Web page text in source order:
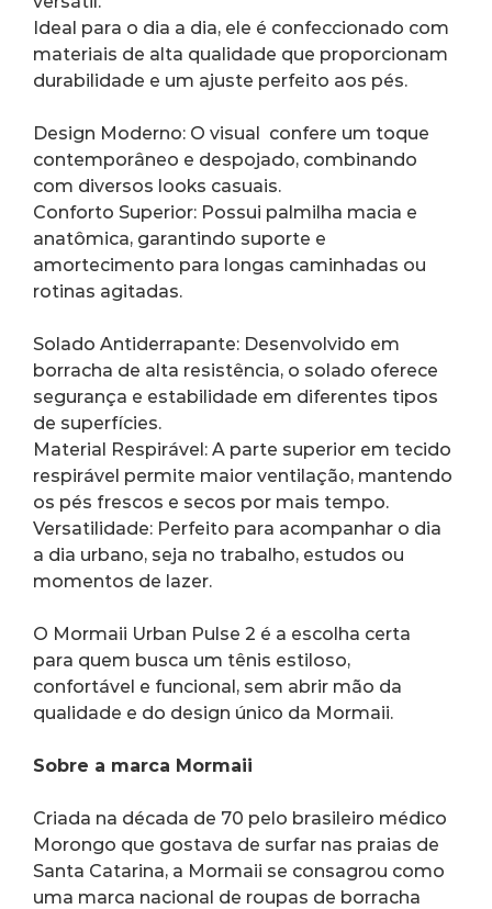
Ideal para o dia a dia, ele é confeccionado com
materiais de alta qualidade que proporcionam
durabilidade e um ajuste perfeito aos pés.
Design Moderno: O visual  confere um toque
contemporâneo e despojado, combinando
com diversos looks casuais.
Conforto Superior: Possui palmilha macia e
anatômica, garantindo suporte e
amortecimento para longas caminhadas ou
rotinas agitadas.
Solado Antiderrapante: Desenvolvido em
borracha de alta resistência, o solado oferece
segurança e estabilidade em diferentes tipos
de superfícies.
Material Respirável: A parte superior em tecido
respirável permite maior ventilação, mantendo
os pés frescos e secos por mais tempo.
Versatilidade: Perfeito para acompanhar o dia
a dia urbano, seja no trabalho, estudos ou
momentos de lazer.
O Mormaii Urban Pulse 2 é a escolha certa
para quem busca um tênis estiloso,
confortável e funcional, sem abrir mão da
qualidade e do design único da Mormaii.
Sobre a marca Mormaii
Criada na década de 70 pelo brasileiro médico
Morongo que gostava de surfar nas praias de
Santa Catarina, a Mormaii se consagrou como
uma marca nacional de roupas de borracha